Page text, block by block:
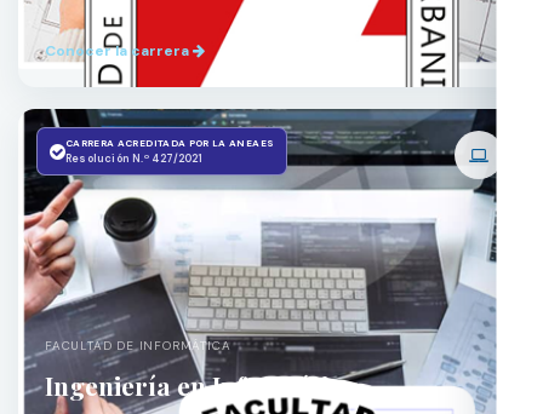
Conocer la carrera
CARRERA ACREDITADA POR LA ANEAES
Resolución N.º 427/2021
FACULTAD DE INFORMÁTICA
Ingeniería en Informática